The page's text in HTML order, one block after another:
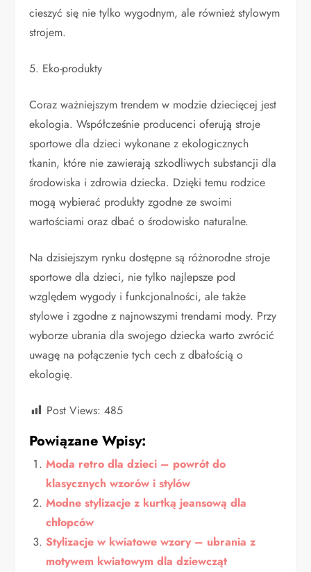
cieszyć się nie tylko wygodnym, ale również stylowym
strojem.
5. Eko-produkty
Coraz ważniejszym trendem w modzie dziecięcej jest
ekologia. Współcześnie producenci oferują stroje
sportowe dla dzieci wykonane z ekologicznych
tkanin, które nie zawierają szkodliwych substancji dla
środowiska i zdrowia dziecka. Dzięki temu rodzice
mogą wybierać produkty zgodne ze swoimi
wartościami oraz dbać o środowisko naturalne.
Na dzisiejszym rynku dostępne są różnorodne stroje
sportowe dla dzieci, nie tylko najlepsze pod
względem wygody i funkcjonalności, ale także
stylowe i zgodne z najnowszymi trendami mody. Przy
wyborze ubrania dla swojego dziecka warto zwrócić
uwagę na połączenie tych cech z dbałością o
ekologię.
Post Views: 485
Powiązane Wpisy:
Moda retro dla dzieci – powrót do
klasycznych wzorów i stylów
Modne stylizacje z kurtką jeansową dla
chłopców
Stylizacje w kwiatowe wzory – ubrania z
motywem kwiatowym dla dziewcząt